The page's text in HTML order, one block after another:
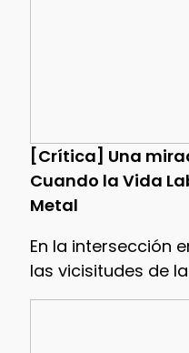
[Crítica] Una
Cuando la Vida
Metal
En la intersección
las vicisitudes de la